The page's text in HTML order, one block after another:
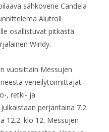
sähkövene Candela
Alutroll
osallistuvat pitkästä
Windy.
vuosittain Messujen
veneilytoimittajat
, retki- ja
perjantaina 7.2.
12.2. klo 12. Messujen